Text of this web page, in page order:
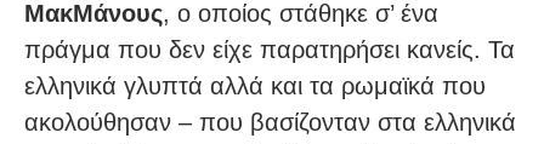
ΜακΜάνους, ο οποίος στάθηκε σ’ ένα
πράγμα που δεν είχε παρατηρήσει κανείς. Τα
ελληνικά γλυπτά αλλά και τα ρωμαϊκά που
ακολούθησαν – που βασίζονταν στα ελληνικά